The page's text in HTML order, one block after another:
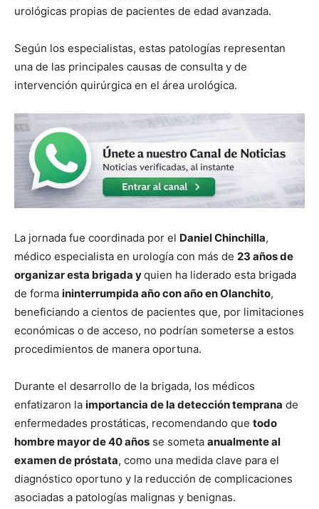
urológicas propias de pacientes de edad avanzada.
Según los especialistas, estas patologías representan
una de las principales causas de consulta y de
intervención quirúrgica en el área urológica.
La jornada fue coordinada por el Daniel Chinchilla,
médico especialista en urología con más de 23 años de
organizar esta brigada yquien ha liderado esta brigada
de forma ininterrumpida año con año en Olanchito,
beneficiando a cientos de pacientes que, por limitaciones
económicas o de acceso, no podrían someterse a estos
procedimientos de manera oportuna.
Durante el desarrollo de la brigada, los médicos
enfatizaron la importancia de la detección temprana de
enfermedades prostáticas, recomendando que todo
hombre mayor de 40 años se someta anualmente al
examen de próstata, como una medida clave para el
diagnóstico oportuno y la reducción de complicaciones
asociadas a patologías malignas y benignas.